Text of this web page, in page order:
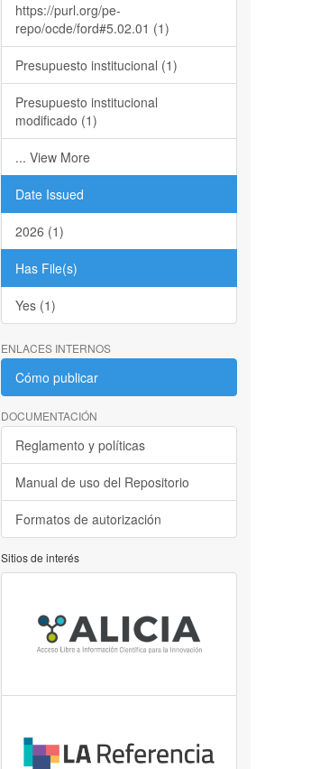
https://purl.org/pe-
repo/ocde/ford#5.02.01 (1)
Presupuesto institucional (1)
Presupuesto institucional
modificado (1)
... View More
Date Issued
2026 (1)
Has File(s)
Yes (1)
ENLACES INTERNOS
Cómo publicar
DOCUMENTACIÓN
Reglamento y políticas
Manual de uso del Repositorio
Formatos de autorización
Sitios de interés